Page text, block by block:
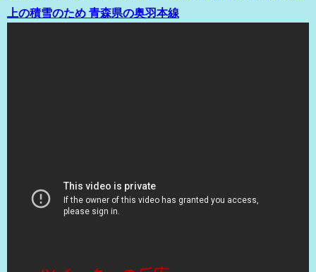
上の積雪のため 青森県の奥羽本線